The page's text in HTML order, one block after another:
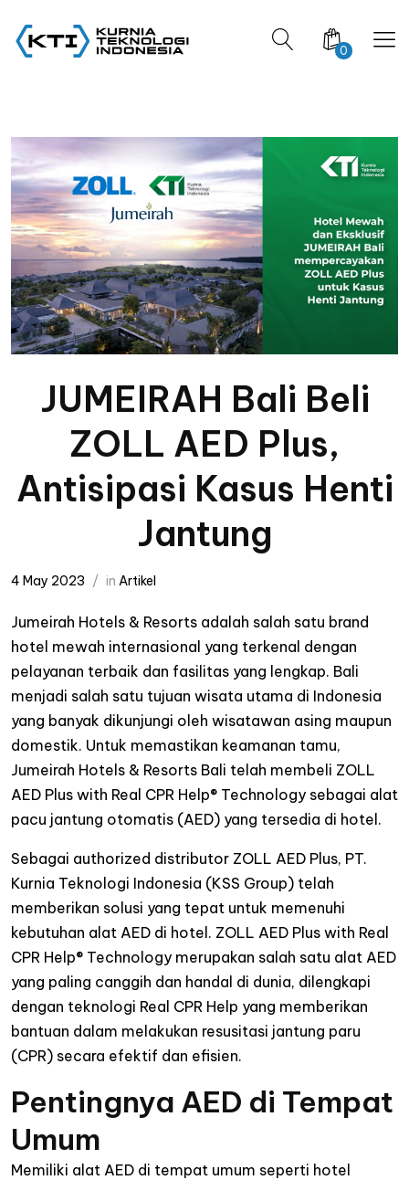
0
JUMEIRAH Bali Beli
ZOLL AED Plus,
Antisipasi Kasus Henti
Jantung
4 May 2023 in Artikel
Jumeirah Hotels & Resorts adalah salah satu brand
hotel mewah internasional yang terkenal dengan
pelayanan terbaik dan fasilitas yang lengkap. Bali
menjadi salah satu tujuan wisata utama di Indonesia
yang banyak dikunjungi oleh wisatawan asing maupun
domestik. Untuk memastikan keamanan tamu,
Jumeirah Hotels & Resorts Bali telah membeli ZOLL
AED Plus with Real CPR Help® Technology sebagai alat
pacu jantung otomatis (AED) yang tersedia di hotel.
Sebagai authorized distributor ZOLL AED Plus, PT.
Kurnia Teknologi Indonesia (KSS Group) telah
memberikan solusi yang tepat untuk memenuhi
kebutuhan alat AED di hotel. ZOLL AED Plus with Real
CPR Help® Technology merupakan salah satu alat AED
yang paling canggih dan handal di dunia, dilengkapi
dengan teknologi Real CPR Help yang memberikan
bantuan dalam melakukan resusitasi jantung paru
(CPR) secara efektif dan efisien.
Pentingnya AED di Tempat
Umum
Memiliki alat AED di tempat umum seperti hotel